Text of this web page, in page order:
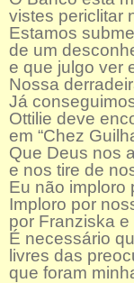
vistes periclitar
Estamos
de um
e que julgo ver
Nossa
Já
Ottilie deve
em “Chez
Que Deus nos
e nos tire de
Eu não imploro
Imploro por
por Franziska
É necessário
livres das
que foram